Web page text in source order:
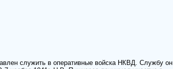
служить в оперативные войска НКВД. Службу он